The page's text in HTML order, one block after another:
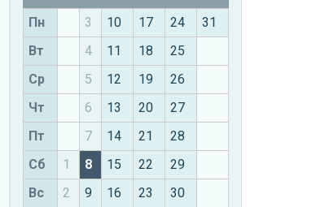
Пн 3 10 17 24
31
Вт
4 11 18
25
Ср
5 12 19
26
Чт
6 13 20
27
Пт
7 14 21
28
Сб
1 8 15 22
29
Вс
2 9 16 23 30